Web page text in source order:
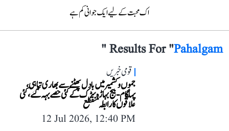
اک محبت کے لیے ایک جوانی کم ہے
Results For "Pahalgam
"
قومی خبریں
جموں و کشمیر میں بادل پھٹنے سے بھاری تباہی،
پہلگام-بیج بہاڑہ سڑک کے کئی حصے بہہ گئے، کئی
علاقوں کا رابطہ منقطع
12 Jul 2026, 12:40 PM